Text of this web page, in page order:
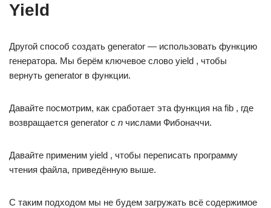
Yield
Другой способ создать generator — использовать функцию
генератора. Мы берём ключевое слово yield , чтобы
вернуть generator в функции.
Давайте посмотрим, как сработает эта функция на fib , где
возвращается generator с n числами Фибоначчи.
Давайте применим yield , чтобы переписать программу
чтения файла, приведённую выше.
С таким подходом мы не будем загружать всё содержимое